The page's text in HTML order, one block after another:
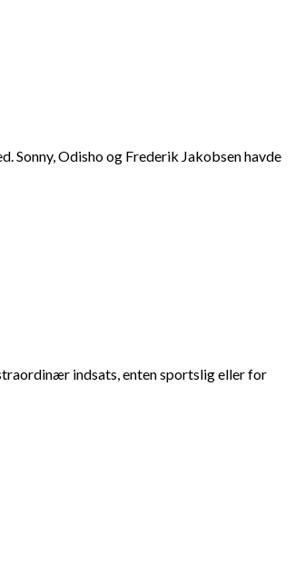
Sonny, Odisho og Frederik Jakobsen havde
indsats, enten sportslig eller for